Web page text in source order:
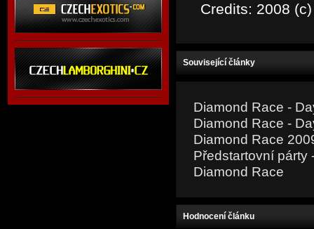
Credits: 2008
Související články
Diamond Race -
Diamond Race -
Diamond Race
Předstartovní párty
Diamond Race
Hodnocení článku